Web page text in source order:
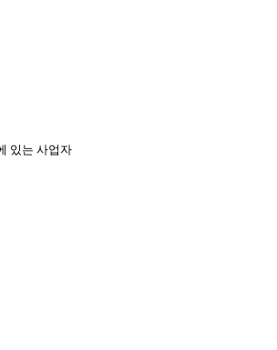
있는 사업자